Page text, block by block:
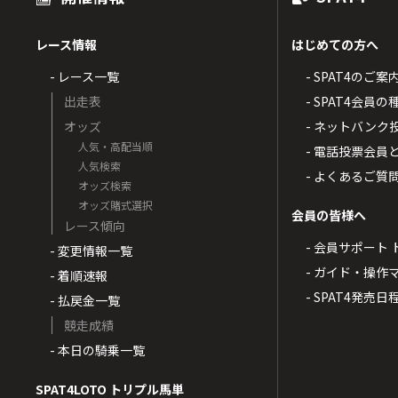
レース情報
- レース一覧
出走表
オッズ
人気・高配当順
人気検索
オッズ検索
オッズ賭式選択
レース傾向
- 変更情報一覧
- 着順速報
- 払戻金一覧
競走成績
- 本日の騎乗一覧
SPAT4LOTO トリプル馬単
はじめての方へ
- SPAT4のご案
- SPAT4会員の
- ネットバンク
- 電話投票会員
- よくあるご質
会員の皆様へ
- 会員サポート
- ガイド・操作
- SPAT4発売日